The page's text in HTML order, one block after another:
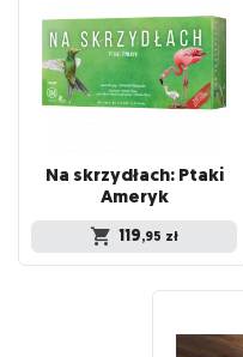
Na skrzydłach: Ptaki
Ameryk
119,95 zł